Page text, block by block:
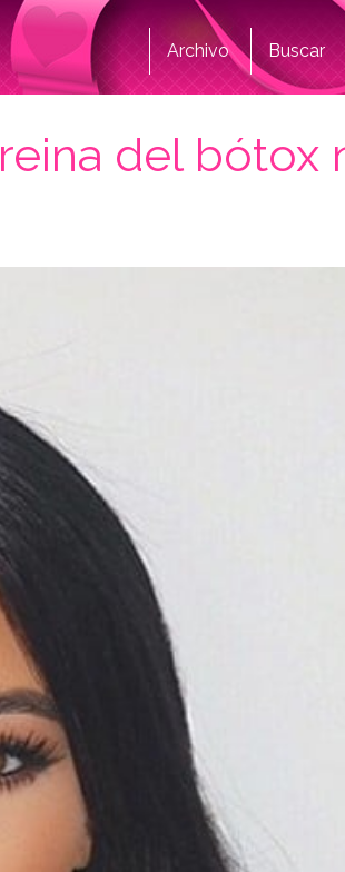
Archivo Buscar
del bótox